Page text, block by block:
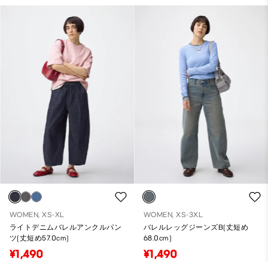
WOMEN, XS-XL
ライトデニムバレルアンクルパン
ツ(丈短め57.0cm)
¥1,490
WOMEN, XS-3XL
バレルレッグジーンズB(丈短め
68.0cm)
¥1,490